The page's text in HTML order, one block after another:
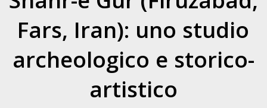
Fars, Iran): uno studio
archeologico e storico-
artistico